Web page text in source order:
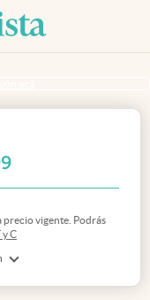
precio vigente. Podrás
y C